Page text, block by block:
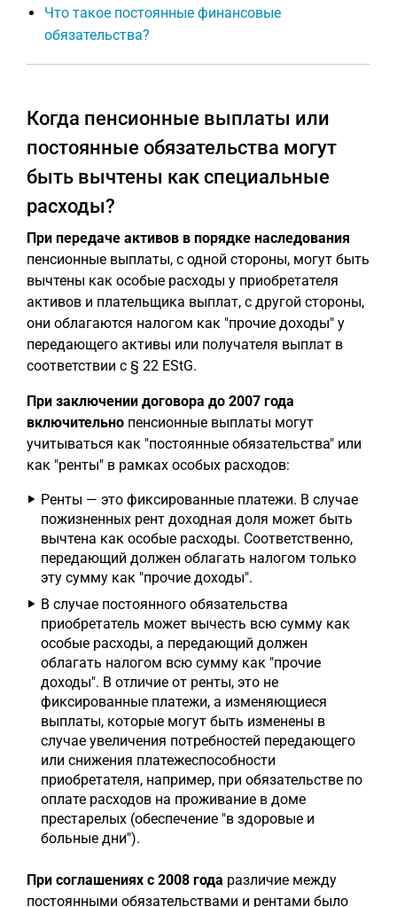
Что такое постоянные финансовые
обязательства?
Когда пенсионные выплаты или
постоянные обязательства могут
быть вычтены как специальные
расходы?
При передаче активов в порядке наследования
пенсионные выплаты, с одной стороны, могут быть
вычтены как особые расходы у приобретателя
активов и плательщика выплат, с другой стороны,
они облагаются налогом как "прочие доходы" у
передающего активы или получателя выплат в
соответствии с § 22 EStG.
При заключении договора до 2007 года
включительно пенсионные выплаты могут
учитываться как "постоянные обязательства" или
как "ренты" в рамках особых расходов:
Ренты — это фиксированные платежи. В случае
пожизненных рент доходная доля может быть
вычтена как особые расходы. Соответственно,
передающий должен облагать налогом только
эту сумму как "прочие доходы".
В случае постоянного обязательства
приобретатель может вычесть всю сумму как
особые расходы, а передающий должен
облагать налогом всю сумму как "прочие
доходы". В отличие от ренты, это не
фиксированные платежи, а изменяющиеся
выплаты, которые могут быть изменены в
случае увеличения потребностей передающего
или снижения платежеспособности
приобретателя, например, при обязательстве по
оплате расходов на проживание в доме
престарелых (обеспечение "в здоровые и
больные дни").
При соглашениях с 2008 года различие между
постоянными обязательствами и рентами было